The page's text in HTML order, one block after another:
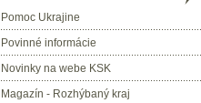
Pomoc Ukrajine
Povinné informácie
Novinky na webe KSK
Magazín - Rozhýbaný kraj